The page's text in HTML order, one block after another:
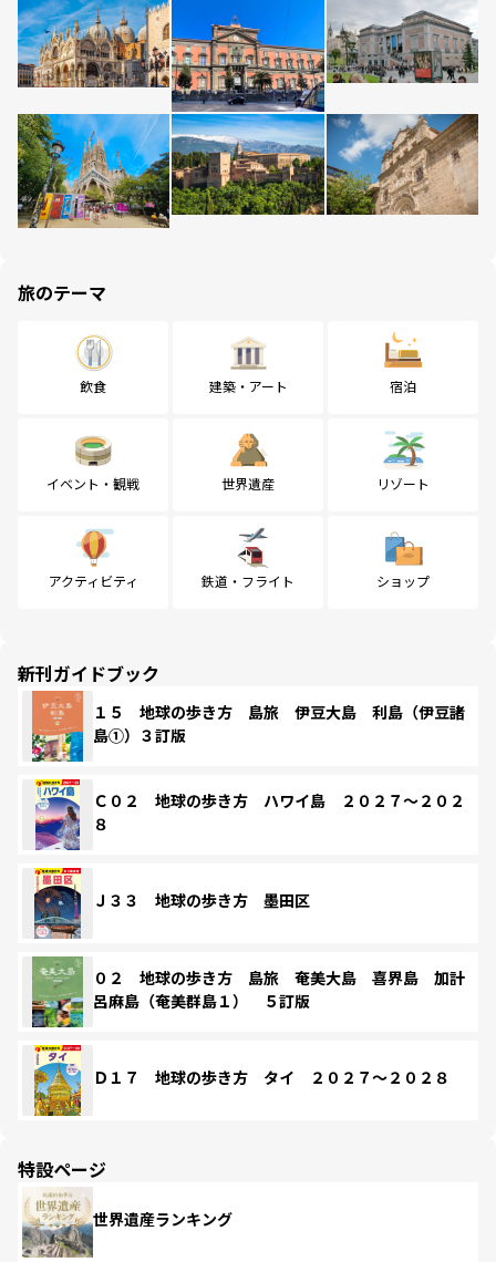
旅のテーマ
飲食 建築・アート 宿泊
イベント・観戦 世界遺産 リゾート
アクティビティ 鉄道・フライト ショップ
新刊ガイドブック
１５ 地球の歩き方 島旅 伊豆大島 利島（伊豆諸
島①）３訂版
Ｃ０２ 地球の歩き方 ハワイ島 ２０２７～２０２
８
Ｊ３３ 地球の歩き方 墨田区
０２ 地球の歩き方 島旅 奄美大島 喜界島 加計
呂麻島（奄美群島１） ５訂版
Ｄ１７ 地球の歩き方 タイ ２０２７～２０２８
特設ページ
世界遺産ランキング